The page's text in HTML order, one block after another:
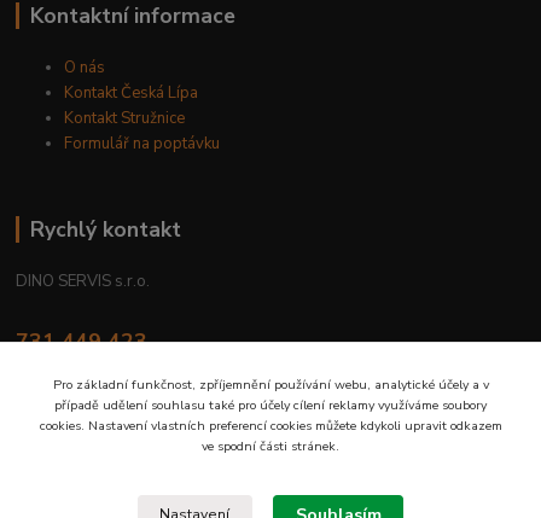
Kontaktní informace
O nás
Kontakt Česká Lípa
Kontakt Stružnice
Formulář na poptávku
Rychlý kontakt
DINO SERVIS s.r.o.
731 449 423
prodejna@dinoservis.cz
Pro základní funkčnost, zpříjemnění používání webu, analytické účely a v
případě udělení souhlasu také pro účely cílení reklamy využíváme soubory
cookies. Nastavení vlastních preferencí cookies můžete kdykoli upravit odkazem
ve spodní části stránek.